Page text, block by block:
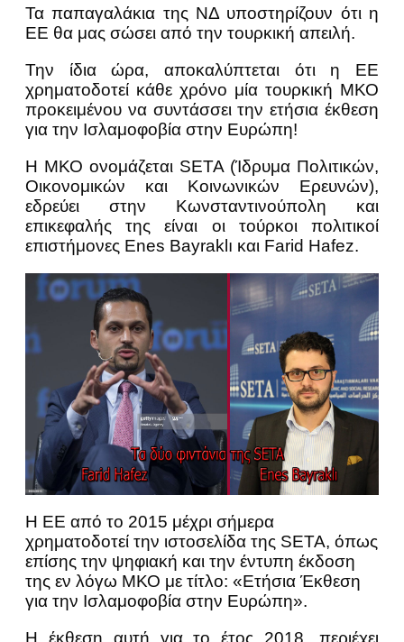
Τα παπαγαλάκια της ΝΔ υποστηρίζουν ότι η
ΕΕ θα μας σώσει από την τουρκική απειλή.
Την ίδια ώρα, αποκαλύπτεται ότι η ΕΕ
χρηματοδοτεί κάθε χρόνο μία τουρκική ΜΚΟ
προκειμένου να συντάσσει την ετήσια έκθεση
για την Ισλαμοφοβία στην Ευρώπη!
Η ΜΚΟ ονομάζεται SETA (Ίδρυμα Πολιτικών,
Οικονομικών και Κοινωνικών Ερευνών),
εδρεύει στην Κωνσταντινούπολη και
επικεφαλής της είναι οι τούρκοι πολιτικοί
επιστήμονες Enes Bayraklı και Farid Hafez.
Η ΕΕ από το 2015 μέχρι σήμερα
χρηματοδοτεί την ιστοσελίδα της SETA, όπως
επίσης την ψηφιακή και την έντυπη έκδοση
της εν λόγω ΜΚΟ με τίτλο: «Ετήσια Έκθεση
για την Ισλαμοφοβία στην Ευρώπη».
Η έκθεση αυτή για το έτος 2018, περιέχει